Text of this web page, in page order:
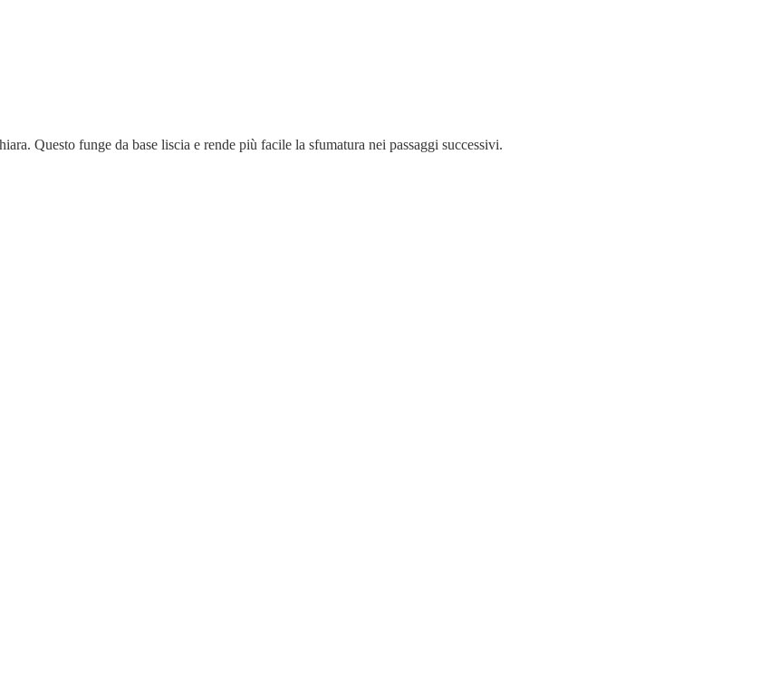
Questo funge da base liscia e rende più facile la sfumatura nei passaggi successivi.